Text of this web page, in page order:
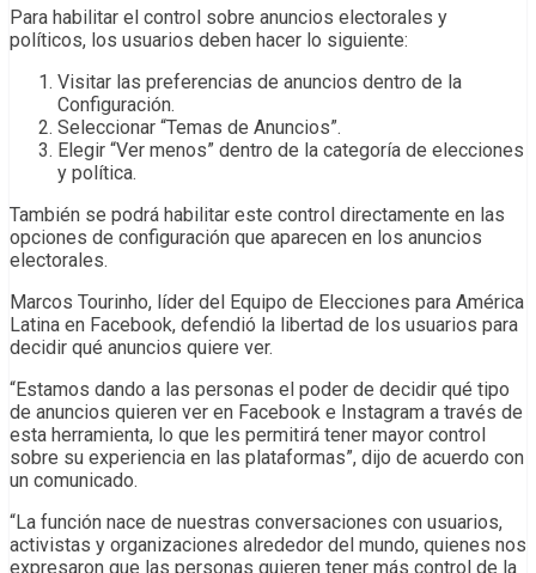
Para habilitar el control sobre anuncios electorales y
políticos, los usuarios deben hacer lo siguiente:
Visitar las preferencias de anuncios dentro de la
Configuración.
Seleccionar “Temas de Anuncios”.
Elegir “Ver menos” dentro de la categoría de elecciones
y política.
También se podrá habilitar este control directamente en las
opciones de configuración que aparecen en los anuncios
electorales.
Marcos Tourinho, líder del Equipo de Elecciones para América
Latina en Facebook, defendió la libertad de los usuarios para
decidir qué anuncios quiere ver.
“Estamos dando a las personas el poder de decidir qué tipo
de anuncios quieren ver en Facebook e Instagram a través de
esta herramienta, lo que les permitirá tener mayor control
sobre su experiencia en las plataformas”, dijo de acuerdo con
un comunicado.
“La función nace de nuestras conversaciones con usuarios,
activistas y organizaciones alrededor del mundo, quienes nos
expresaron que las personas quieren tener más control de la